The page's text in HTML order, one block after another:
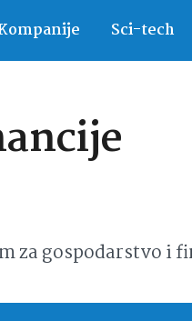
Sci-tech
za gospodarstvo i